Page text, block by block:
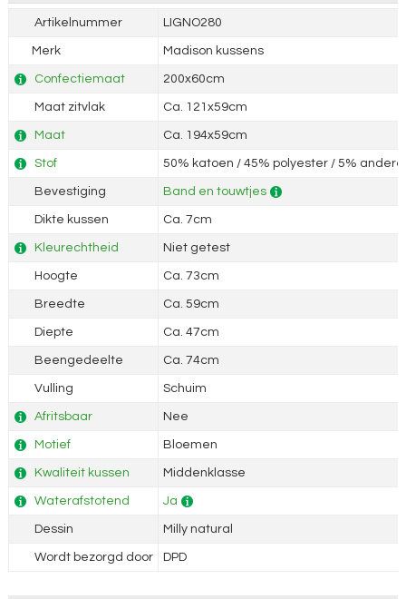
Artikelnummer LIGNO280
Merk Madison kussens
Confectiemaat 200x60cm
Maat zitvlak Ca. 121x59cm
Maat Ca. 194x59cm
Stof 50% katoen / 45% polyester / 5%
Bevestiging Band en touwtjes
Dikte kussen Ca. 7cm
Kleurechtheid Niet getest
Hoogte Ca. 73cm
Breedte Ca. 59cm
Diepte Ca. 47cm
Beengedeelte Ca. 74cm
Vulling Schuim
Afritsbaar Nee
Motief Bloemen
Kwaliteit kussen Middenklasse
Waterafstotend Ja
Dessin Milly natural
Wordt bezorgd door DPD